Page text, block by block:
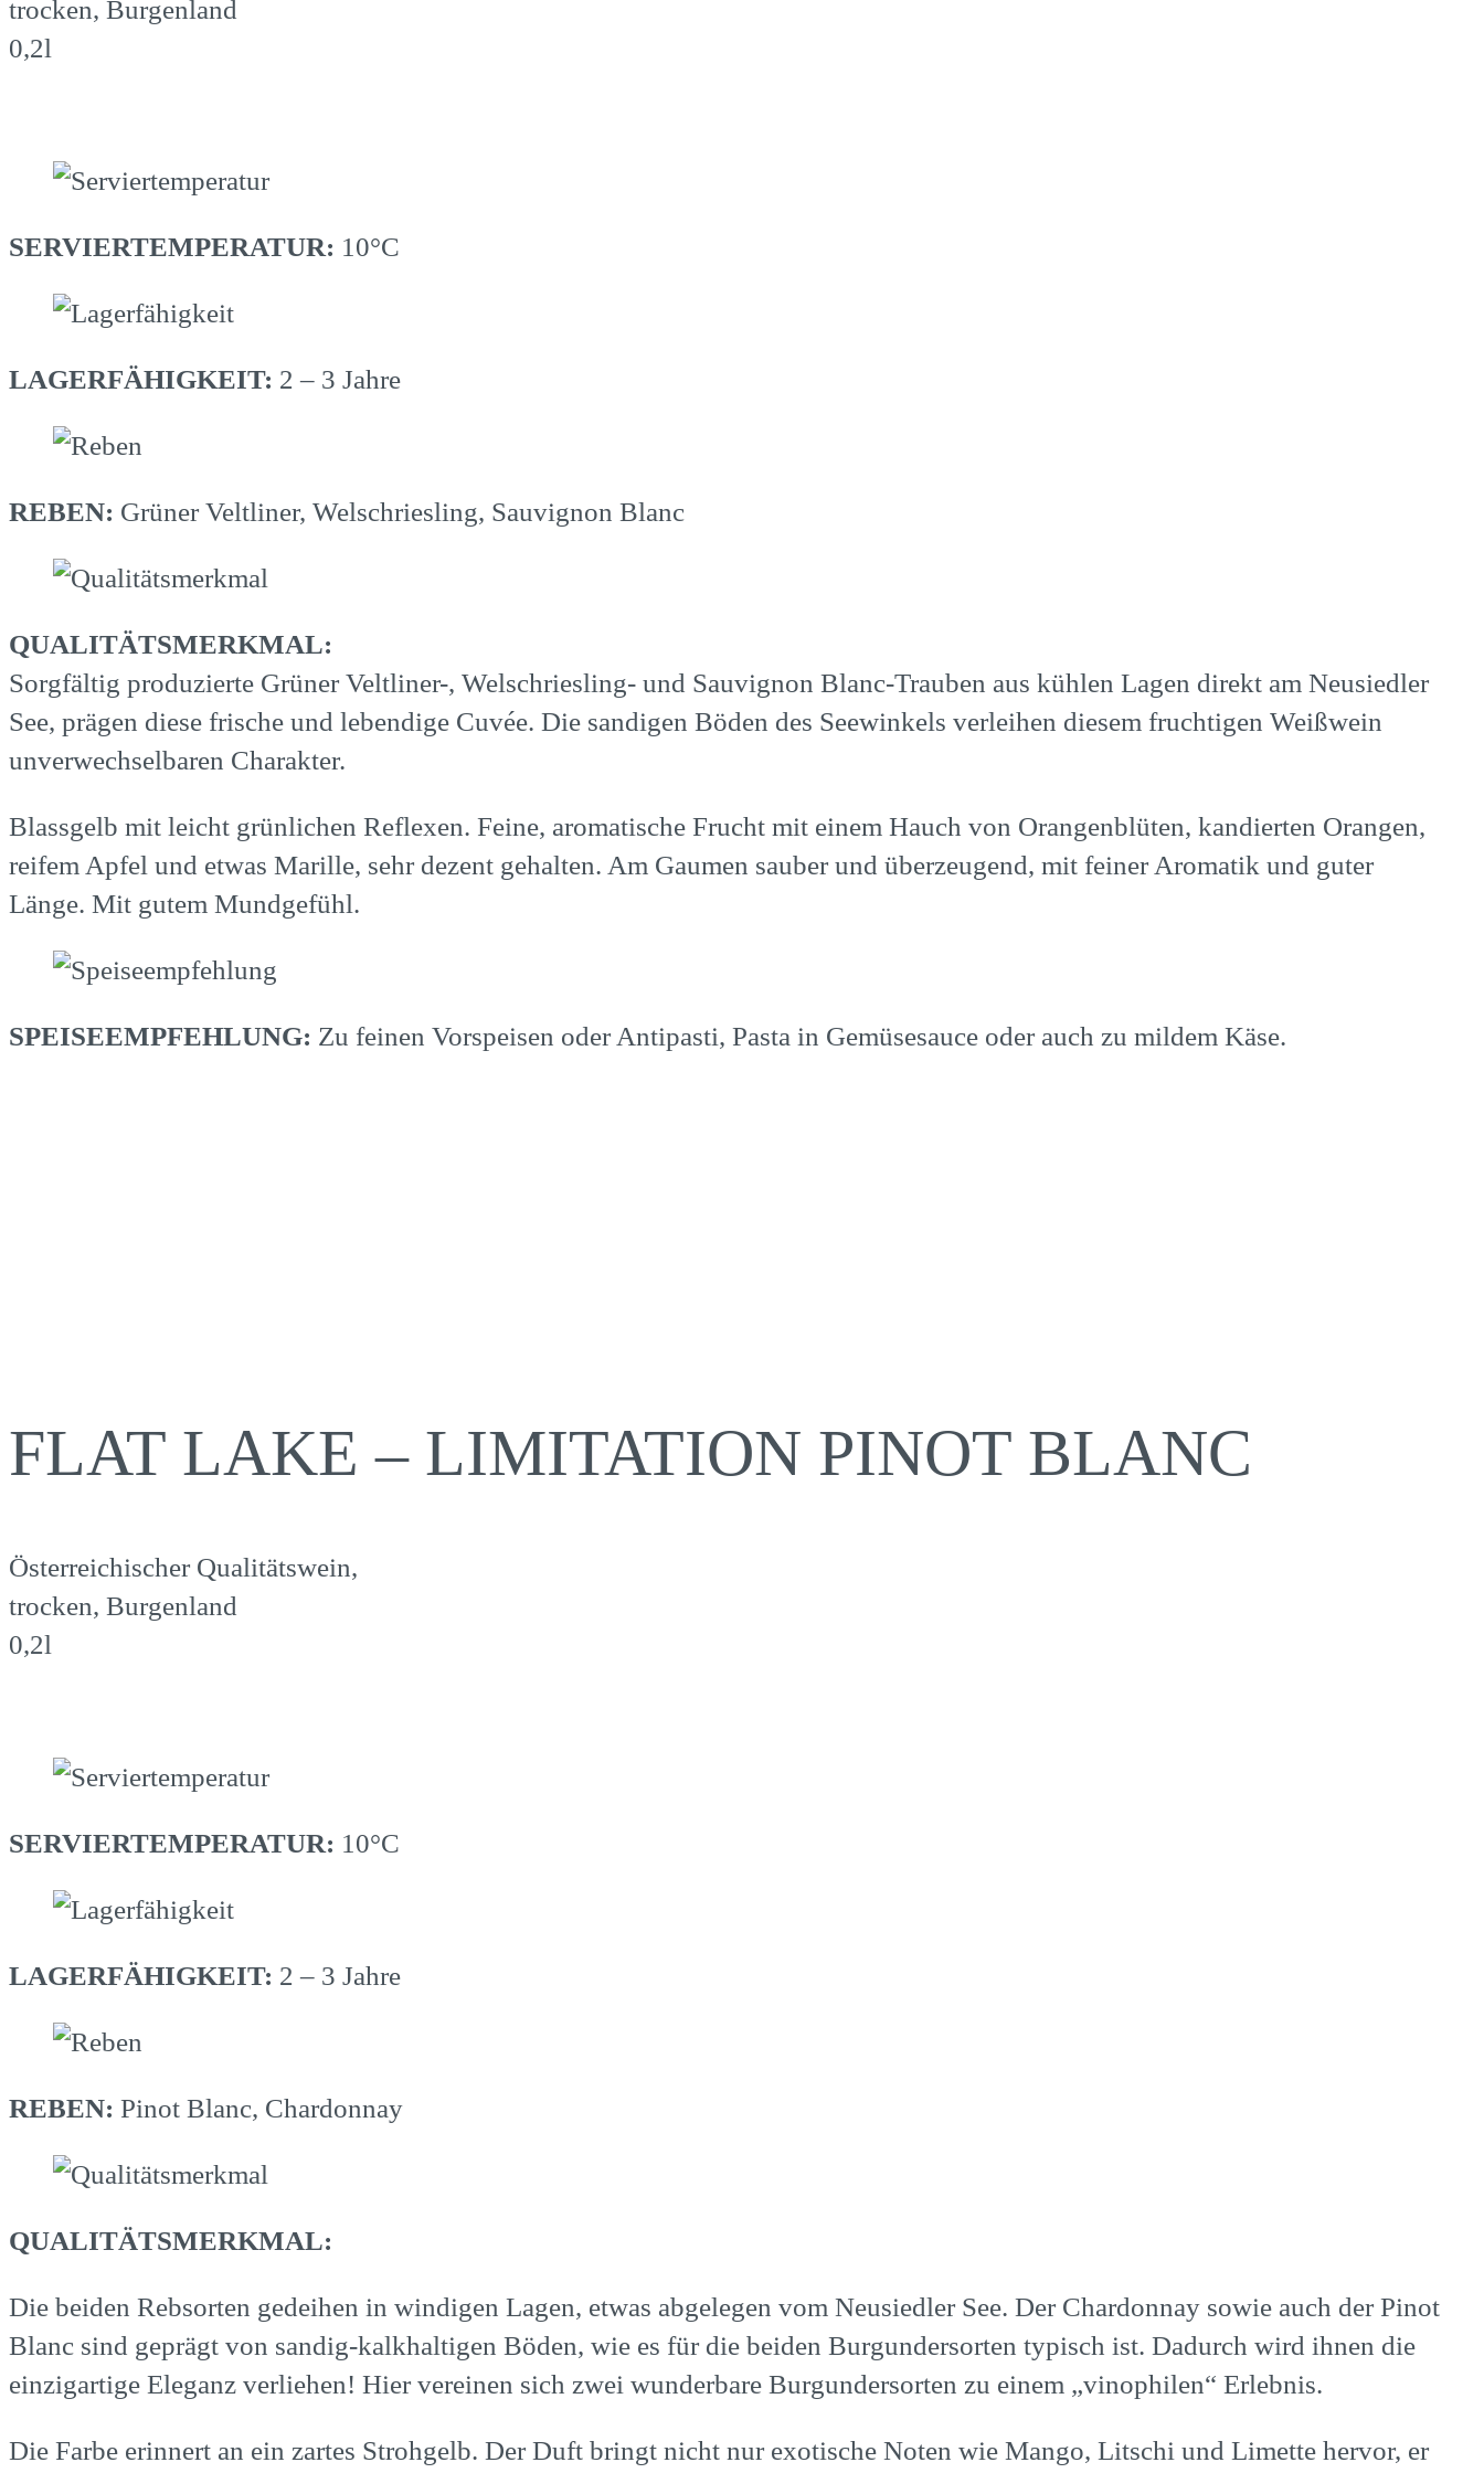
trocken, Burgenland
0,2l
SERVIERTEMPERATUR: 10°C
LAGERFÄHIGKEIT: 2 – 3 Jahre
REBEN: Grüner Veltliner, Welschriesling, Sauvignon Blanc
QUALITÄTSMERKMAL:
Sorgfältig produzierte Grüner Veltliner-, Welschriesling- und Sauvignon Blanc-Trauben aus kühlen Lagen direkt am Neusiedler
See, prägen diese frische und lebendige Cuvée. Die sandigen Böden des Seewinkels verleihen diesem fruchtigen Weißwein
unverwechselbaren Charakter.
Blassgelb mit leicht grünlichen Reflexen. Feine, aromatische Frucht mit einem Hauch von Orangenblüten, kandierten Orangen,
reifem Apfel und etwas Marille, sehr dezent gehalten. Am Gaumen sauber und überzeugend, mit feiner Aromatik und guter
Länge. Mit gutem Mundgefühl.
SPEISEEMPFEHLUNG: Zu feinen Vorspeisen oder Antipasti, Pasta in Gemüsesauce oder auch zu mildem Käse.
FLAT LAKE – LIMITATION PINOT BLANC
Österreichischer Qualitätswein,
trocken, Burgenland
0,2l
SERVIERTEMPERATUR: 10°C
LAGERFÄHIGKEIT: 2 – 3 Jahre
REBEN: Pinot Blanc, Chardonnay
QUALITÄTSMERKMAL:
Die beiden Rebsorten gedeihen in windigen Lagen, etwas abgelegen vom Neusiedler See. Der Chardonnay sowie auch der Pinot
Blanc sind geprägt von sandig-kalkhaltigen Böden, wie es für die beiden Burgundersorten typisch ist. Dadurch wird ihnen die
einzigartige Eleganz verliehen! Hier vereinen sich zwei wunderbare Burgundersorten zu einem „vinophilen“ Erlebnis.
Die Farbe erinnert an ein zartes Strohgelb. Der Duft bringt nicht nur exotische Noten wie Mango, Litschi und Limette hervor, er